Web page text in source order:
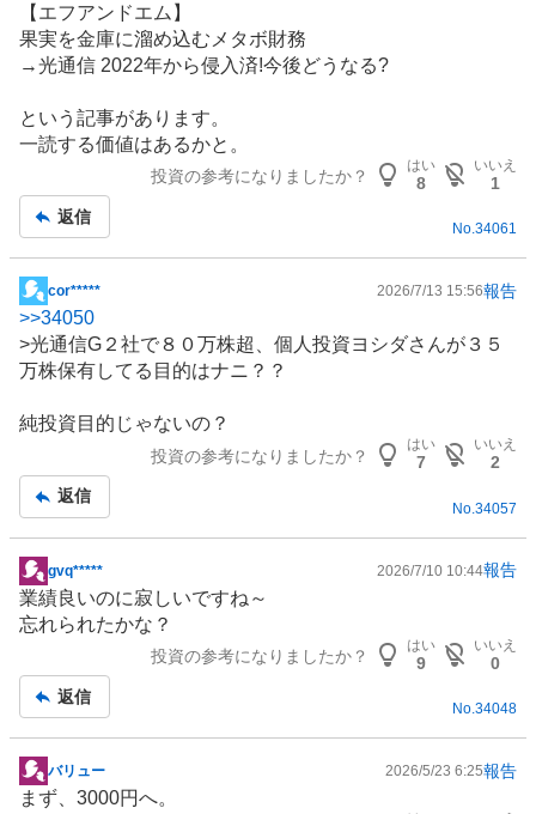
【エフアンドエム】
果実を金庫に溜め込むメタボ財務
→光通信 2022年から侵入済!今後どうなる?
という記事があります。
一読する価値はあるかと。
投資の参考になりましたか？
はい
8
いいえ
1
返信
No.34061
掲
示
板
記
cor***** 2026/7/13 15:56報告
>>34050
>光通信G２社で８０万株超、個人投資ヨシダさんが３５
万株保有してる目的はナニ？？
純投資目的じゃないの？
投資の参考になりましたか？
はい
7
いいえ
2
返信
No. 34057
掲
示
板
gvq***** 2026/7/10 10:44報告
業績良いのに寂しいですね～
忘れられたかな？
投資の参考になりましたか？
はい
9
いいえ
0
返信
No.34048
掲
示
バリュー 2026/5/23 6:25報告
まず、3000円へ。